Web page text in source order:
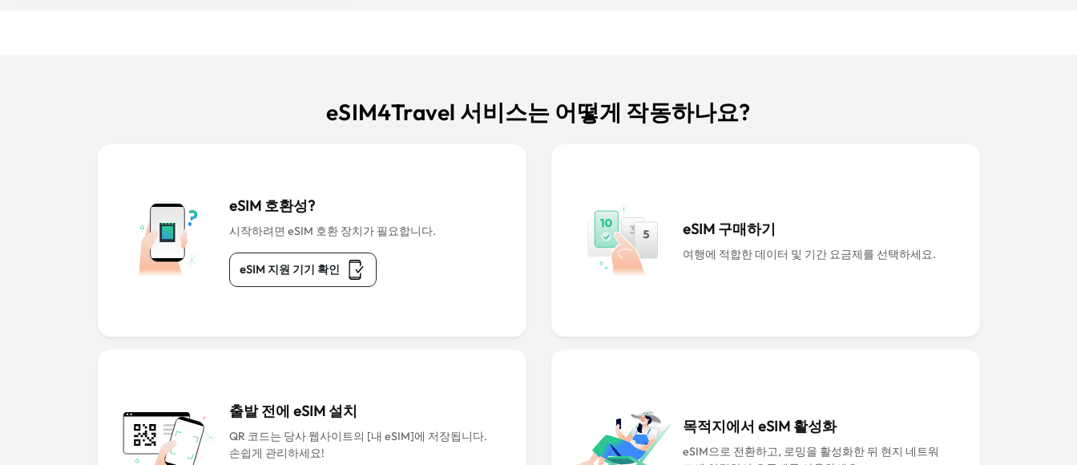
eSIM4Travel 서비스는 어떻게 작동하나요?
eSIM 호환성?
시작하려면 eSIM 호환 장치가 필요합니다.
eSIM 지원 기기 확인
eSIM 구매하기
여행에 적합한 데이터 및 기간 요금제를 선택하세요.
출발 전에 eSIM 설치
QR 코드는 당사 웹사이트의 [내 eSIM]에 저장됩니다.
손쉽게 관리하세요!
목적지에서 eSIM 활성화
eSIM으로 전환하고, 로밍을 활성화한 뒤 현지 네트워